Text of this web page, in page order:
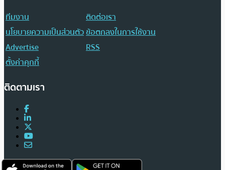
ทีมงาน
ติดต่อเรา
นโยบายความเป็นส่วนตัวข้อตกลงในการใช้งาน
Advertise
RSS
ตั้งค่าคุกกี้
ติดตามเรา